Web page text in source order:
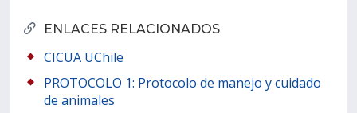
ENLACES RELACIONADOS
CICUA UChile
PROTOCOLO 1: Protocolo de manejo y cuidado
de animales